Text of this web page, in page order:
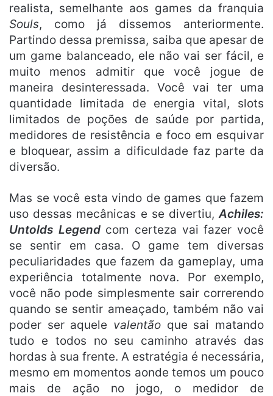
realista, semelhante aos games da franquia
Souls, como já dissemos anteriormente.
Partindo dessa premissa, saiba que apesar de
um game balanceado, ele não vai ser fácil, e
muito menos admitir que você jogue de
maneira desinteressada. Você vai ter uma
quantidade limitada de energia vital, slots
limitados de poções de saúde por partida,
medidores de resistência e foco em esquivar
e bloquear, assim a dificuldade faz parte da
diversão.
Mas se você esta vindo de games que fazem
uso dessas mecânicas e se divertiu,Achiles:
Untolds Legendcom certeza vai fazer você
se sentir em casa. O game tem diversas
peculiaridades que fazem da gameplay, uma
experiência totalmente nova. Por exemplo,
você não pode simplesmente sair correrendo
quando se sentir ameaçado, também não vai
poder ser aquele valentão que sai matando
tudo e todos no seu caminho através das
hordas à sua frente. A estratégia é necessária,
mesmo em momentos aonde temos um pouco
mais de ação no jogo, o medidor de